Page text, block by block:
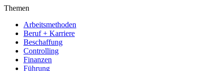
Themen
Arbeitsmethoden
Beruf + Karriere
Beschaffung
Controlling
Finanzen
Führung